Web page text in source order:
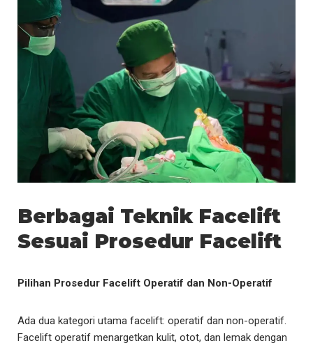
Berbagai Teknik Facelift
Sesuai Prosedur Facelift
Pilihan Prosedur Facelift Operatif dan Non-Operatif
Ada dua kategori utama facelift: operatif dan non-operatif.
Facelift operatif menargetkan kulit, otot, dan lemak dengan